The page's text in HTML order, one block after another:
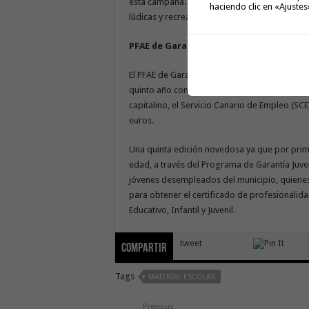
lúdicas y recreativas, pensada para el
PFAE de Garantía Juvenil
El PFAE de Garantía Juvenil, es la quinta
quinto año consecutivo en San Sebastián de
capitalino, el Servicio Canario de Empleo
euros.
Una quinta edición novedosa ya que por
edad, a través del Programa de Garantía
jóvenes desempleados del municipio,
para obtener el certificado de
Educativo, Infantil y Juvenil.
Compartir tweet
Tags MATERIAL ESCOLAR
Previous
haciendo clic en